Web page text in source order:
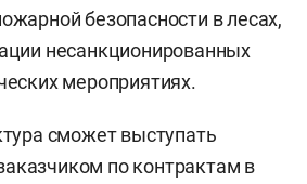
безопасности в лесах,
несанкционированных
мероприятиях.
сможет выступать
по контрактам в